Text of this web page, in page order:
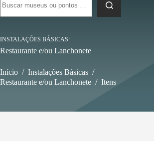
resultados
INSTALAÇÕES BÁSICAS
Restaurante e/ou Lanchonete
Início / Instalações Básicas /
Restaurante e/ou Lanchonete / Itens